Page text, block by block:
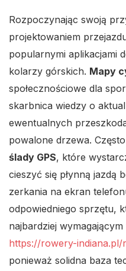
Rozpoczynając swoją
projektowaniem
popularnymi aplikacjami
kolarzy górskich. Mapy
społecznościowe dla
skarbnica wiedzy o
ewentualnych
powalone drzewa.
ślady GPS, które
cieszyć się płynną jazdą
zerkania na ekran
odpowiedniego sprzętu,
najbardziej
https://rowery-
ponieważ solidna baza